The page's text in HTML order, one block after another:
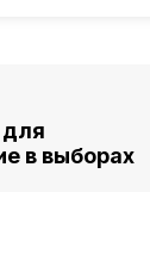
в выборах